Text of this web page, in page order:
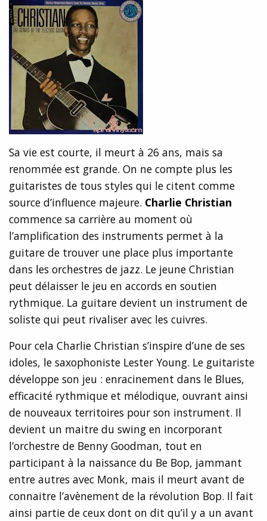
Sa vie est courte, il meurt à 26 ans, mais sa
renommée est grande. On ne compte plus les
guitaristes de tous styles qui le citent comme
source d’influence majeure. Charlie Christian
commence sa carrière au moment où
l’amplification des instruments permet à la
guitare de trouver une place plus importante
dans les orchestres de jazz. Le jeune Christian
peut délaisser le jeu en accords en soutien
rythmique. La guitare devient un instrument de
soliste qui peut rivaliser avec les cuivres.
Pour cela Charlie Christian s’inspire d’une de ses
idoles, le saxophoniste Lester Young. Le guitariste
développe son jeu : enracinement dans le Blues,
efficacité rythmique et mélodique, ouvrant ainsi
de nouveaux territoires pour son instrument. Il
devient un maitre du swing en incorporant
l’orchestre de Benny Goodman, tout en
participant à la naissance du Be Bop, jammant
entre autres avec Monk, mais il meurt avant de
connaitre l’avènement de la révolution Bop. Il fait
ainsi partie de ceux dont on dit qu’il y a un avant